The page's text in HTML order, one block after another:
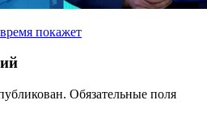
время покажет
Обязательные поля